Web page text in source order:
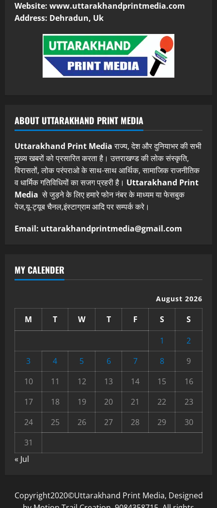
Website: www.uttarakhandprintmedia.com
Address: Dehradun, Uk
ABOUT UTTARAKHAND PRINT MEDIA
Uttarakhand Print Mediaराज्य, देश और दुनियाभर की सभी
मुख्य खबरों को प्रसारित करता है। उत्तराखण्ड की लोक संस्कृति,
विरासतों, लोक परंपराओ के साथ-साथ आर्थिक, सामाजिक राजनीतिक
व धार्मिक गतिविधियों का सजग प्रहरी है। Uttarakhand Print
Media से जुड़ने के लिए हमारे फोन नंबर के माध्यम या फेसबुक
पेज,यू-ट्यूब चैनल,इंस्टाग्राम आदि पर सम्पर्क करे।
Email: uttarakhandprintmedia@gmail.com
MY CALENDER
August 2026
M T W T F S
S
1
2
3
4 5 6 7 8
9
10
11 12 13 14 15
16
17
18 19 20 21 22
23
24
25 26 27 28 29
30
31
« Jul
Copyright2020©Uttarakhand Print Media, Designed